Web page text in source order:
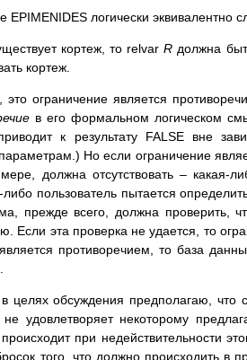
EPIMENIDES логически эквивалентно
кортеж, то relvarR должна
кортеж.
ограничение является
в его формальном логическом
к результату FALSE вне
Но если ограничение
должна отсутствовать – какая-
либо пользователь пытается
прежде всего, должна проверить,
Если эта проверка не удается, то
противоречием, то база
целях обсуждения предполагаю, что
удовлетворяет некоторому
при недействительности
того, что должно происходить в